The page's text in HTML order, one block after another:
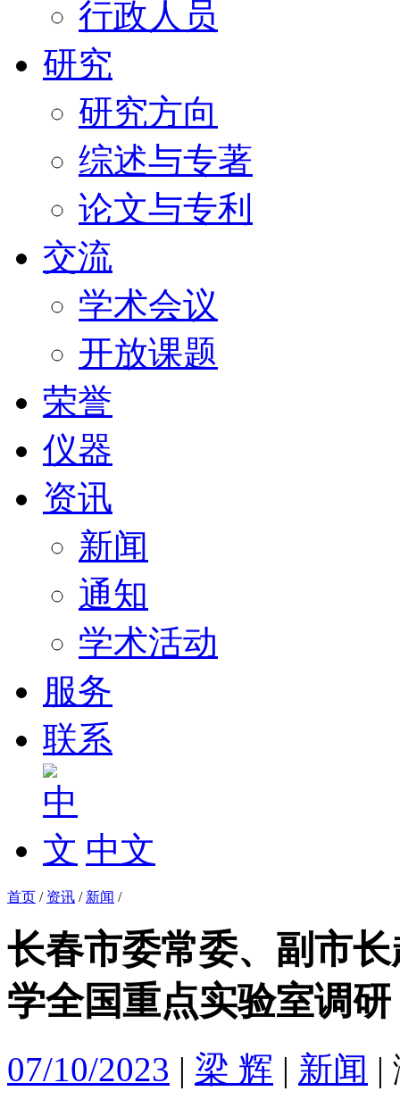
行政人员
研究
研究方向
综述与专著
论文与专利
交流
学术会议
开放课题
荣誉
仪器
资讯
新闻
通知
学术活动
服务
联系
中文
首页 / 资讯 / 新闻 /
长春市委常委、副市
学全国重点实验室调研
07/10/2023 | 梁 辉 | 新闻 |